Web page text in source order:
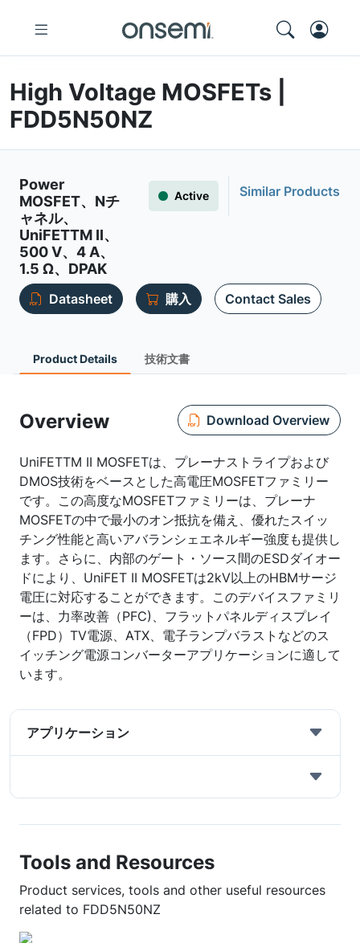
High Voltage MOSFETs |
FDD5N50NZ
Power
MOSFET、Nチ
ャネル、
UniFETTM II、
500 V、4 A、
1.5 Ω、DPAK
Active Similar Products
Datasheet 購入 Contact Sales
Product Details 技術文書
Overview Download Overview
UniFETTM II MOSFETは、プレーナストライプおよび
DMOS技術をベースとした高電圧MOSFETファミリー
です。この高度なMOSFETファミリーは、プレーナ
MOSFETの中で最小のオン抵抗を備え、優れたスイッ
チング性能と高いアバランシェエネルギー強度も提供し
ます。さらに、内部のゲート・ソース間のESDダイオー
ドにより、UniFET II MOSFETは2kV以上のHBMサージ
電圧に対応することができます。このデバイスファミリ
ーは、力率改善（PFC)、フラットパネルディスプレイ
（FPD）TV電源、ATX、電子ランプバラストなどのス
イッチング電源コンバーターアプリケーションに適して
います。
アプリケーション
Tools and Resources
Product services, tools and other useful resources
related to FDD5N50NZ